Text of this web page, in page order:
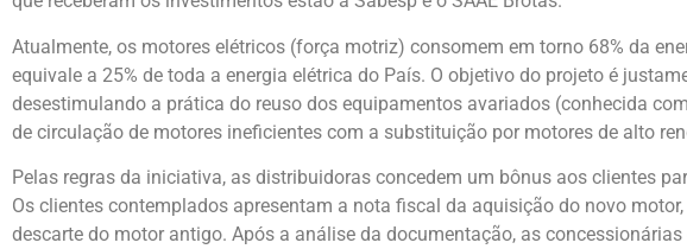
Atualmente, os motores elétricos (força motriz) consomem em torno 68% da
equivale a 25% de toda a energia elétrica do País. O objetivo do projeto é
desestimulando a prática do reuso dos equipamentos avariados (conhecida
de circulação de motores ineficientes com a substituição por motores de alto
Pelas regras da iniciativa, as distribuidoras concedem um bônus aos clientes
Os clientes contemplados apresentam a nota fiscal da aquisição do novo
descarte do motor antigo. Após a análise da documentação, as